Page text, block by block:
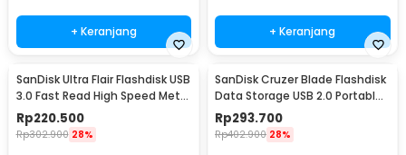
+ Keranjang + Keranjang
SanDisk Ultra Flair Flashdisk USB
3.0 Fast Read High Speed Metal
Case 64GB - SDCZ73
Rp220.500
Rp302.900 28%
SanDisk Cruzer Blade Flashdisk
Data Storage USB 2.0 Portable
128GB - SDCZ50
Rp293.700
Rp402.900 28%